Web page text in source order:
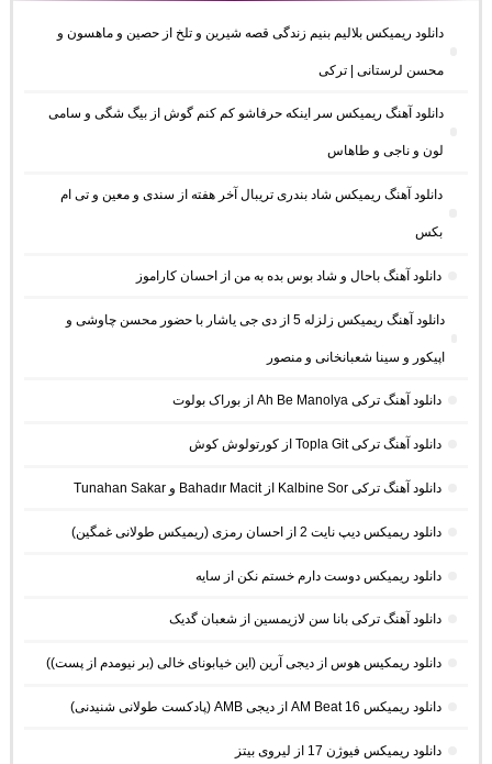
دانلود ریمیکس بلالیم بنیم زندگی قصه شیرین و تلخ از حصین و ماهسون و
محسن لرستانی | ترکی
دانلود آهنگ ریمیکس سر اینکه حرفاشو کم کنم گوش از بیگ شگی و سامی
لون و ناجی و طاهاس
دانلود آهنگ ریمیکس شاد بندری تریبال آخر هفته از سندی و معین و تی ام
بکس
دانلود آهنگ باحال و شاد بوس بده به من از احسان کاراموز
دانلود آهنگ ریمیکس زلزله 5 از دی جی یاشار با حضور محسن چاوشی و
اپیکور و سینا شعبانخانی و منصور
دانلود آهنگ ترکی Ah Be Manolya از بوراک بولوت
دانلود آهنگ ترکی Topla Git از کورتولوش کوش
دانلود آهنگ ترکی Kalbine Sor از Bahadır Macit و Tunahan Sakar
دانلود ریمیکس دیپ نایت 2 از احسان رمزی (ریمیکس طولانی غمگین)
دانلود ریمیکس دوست دارم خستم نکن از سایه
دانلود آهنگ ترکی بانا سن لازیمسین از شعبان گدیک
دانلود ریمکیس هوس از دیجی آرین (این خیابونای خالی (بر نیومدم از پست))
دانلود ریمیکس AM Beat 16 از دیجی AMB (پادکست طولانی شنیدنی)
دانلود ریمیکس فیوژن 17 از لیروی بیتز